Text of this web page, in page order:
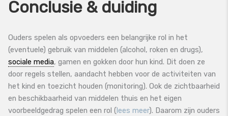
Conclusie & duiding
Ouders spelen als opvoeders een belangrijke rol in het
(eventuele) gebruik van middelen (alcohol, roken en drugs),
sociale media, gamen en gokken door hun kind. Dit doen ze
door regels stellen, aandacht hebben voor de activiteiten van
het kind en toezicht houden (monitoring). Ook de zichtbaarheid
en beschikbaarheid van middelen thuis en het eigen
voorbeeldgedrag spelen een rol (lees meer). Daarom zijn ouders